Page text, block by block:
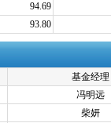
94.69
93.80
基金经理
冯明远
柴妍